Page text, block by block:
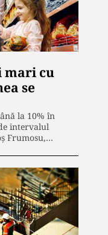
mari cu
se
la 10% în
intervalul
Frumosu,…